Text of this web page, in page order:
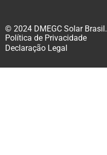
© 2024 DMEGC Solar
Política de Privacidade
Declaração Legal